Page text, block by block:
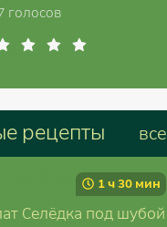
голосов
рецепты все
1 ч 30 мин
Селёдка под шубой